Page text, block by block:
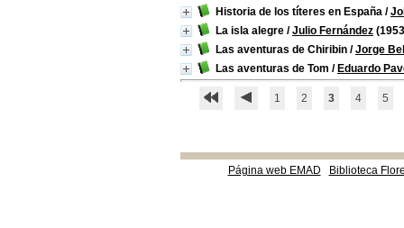
Historia de los títeres en España /
La isla alegre /Julio Fernández
Las aventuras de Chiribin /Jorge
Las aventuras de Tom / Eduardo
1 2 3 4 5
Página web EMAD Biblioteca